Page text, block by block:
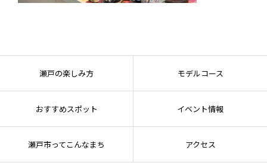
瀬戸の楽しみ方 モデルコース
おすすめスポット イベント情報
瀬戸市ってこんなまち アクセス